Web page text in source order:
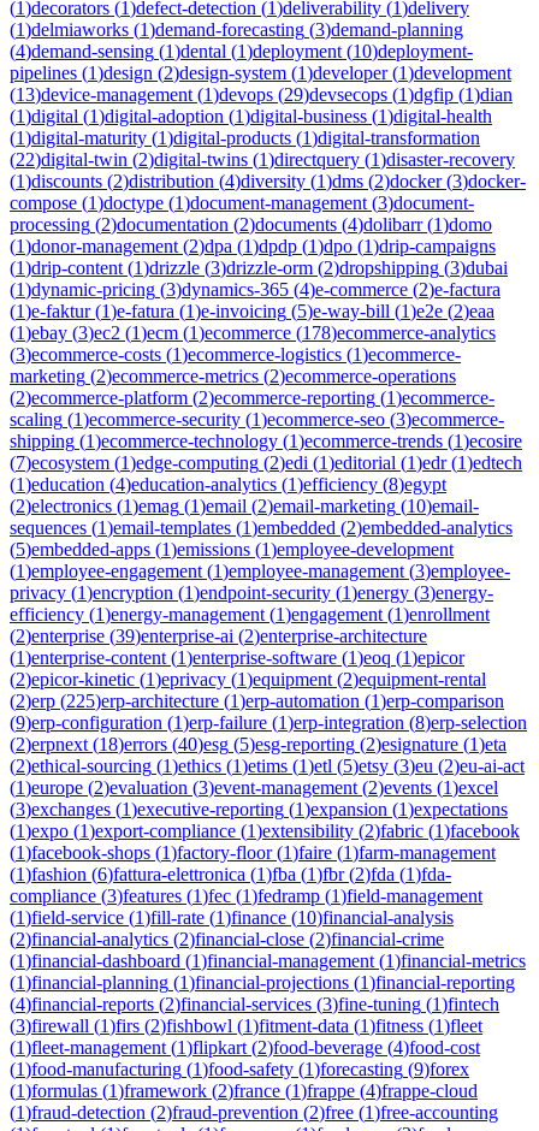
(1)decorators (1)defect-detection (1)deliverability (1)delivery
(1)delmiaworks (1)demand-forecasting (3)demand-planning
(4)demand-sensing (1)dental (1)deployment (10)deployment-
pipelines (1)design (2)design-system (1)developer(1)development
(13)device-management (1)devops (29)devsecops (1)dgfip (1)dian
(1)digital (1)digital-adoption (1)digital-business (1)digital-health
(1)digital-maturity (1)digital-products (1)digital-transformation
(22)digital-twin (2)digital-twins (1)directquery (1)disaster-recovery
(1)discounts (2)distribution (4)diversity (1)dms (2)docker(3)docker-
compose (1)doctype (1)document-management (3)document-
processing (2)documentation (2)documents (4)dolibarr(1)domo
(1)donor-management (2)dpa (1)dpdp (1)dpo (1)drip-campaigns
(1)drip-content (1)drizzle (3)drizzle-orm (2)dropshipping (3)dubai
(1)dynamic-pricing (3)dynamics-365 (4)e-commerce (2)e-factura
(1)e-faktur(1)e-fatura (1)e-invoicing (5)e-way-bill (1)e2e (2)eaa
(1)ebay (3)ec2 (1)ecm (1)ecommerce (178)ecommerce-analytics
(3)ecommerce-costs (1)ecommerce-logistics (1)ecommerce-
marketing (2)ecommerce-metrics (2)ecommerce-operations
(2)ecommerce-platform (2)ecommerce-reporting (1)ecommerce-
scaling (1)ecommerce-security (1)ecommerce-seo (3)ecommerce-
shipping (1)ecommerce-technology (1)ecommerce-trends (1)ecosire
(7)ecosystem (1)edge-computing (2)edi (1)editorial (1)edr(1)edtech
(1)education (4)education-analytics (1)efficiency (8)egypt
(2)electronics (1)emag (1)email (2)email-marketing (10)email-
sequences (1)email-templates (1)embedded (2)embedded-analytics
(5)embedded-apps (1)emissions (1)employee-development
(1)employee-engagement (1)employee-management (3)employee-
privacy (1)encryption (1)endpoint-security (1)energy (3)energy-
efficiency (1)energy-management (1)engagement (1)enrollment
(2)enterprise (39)enterprise-ai (2)enterprise-architecture
(1)enterprise-content (1)enterprise-software (1)eoq (1)epicor
(2)epicor-kinetic (1)eprivacy (1)equipment (2)equipment-rental
(2)erp (225)erp-architecture (1)erp-automation (1)erp-comparison
(9)erp-configuration (1)erp-failure (1)erp-integration (8)erp-selection
(2)erpnext (18)errors (40)esg (5)esg-reporting (2)esignature (1)eta
(2)ethical-sourcing (1)ethics (1)etims (1)etl (5)etsy (3)eu (2)eu-ai-act
(1)europe (2)evaluation (3)event-management (2)events (1)excel
(3)exchanges (1)executive-reporting (1)expansion (1)expectations
(1)expo (1)export-compliance (1)extensibility (2)fabric (1)facebook
(1)facebook-shops (1)factory-floor(1)faire (1)farm-management
(1)fashion (6)fattura-elettronica (1)fba (1)fbr(2)fda (1)fda-
compliance (3)features (1)fec (1)fedramp (1)field-management
(1)field-service (1)fill-rate (1)finance (10)financial-analysis
(2)financial-analytics (2)financial-close (2)financial-crime
(1)financial-dashboard (1)financial-management (1)financial-metrics
(1)financial-planning (1)financial-projections (1)financial-reporting
(4)financial-reports (2)financial-services (3)fine-tuning (1)fintech
(3)firewall (1)firs (2)fishbowl (1)fitment-data (1)fitness (1)fleet
(1)fleet-management (1)flipkart (2)food-beverage (4)food-cost
(1)food-manufacturing (1)food-safety (1)forecasting (9)forex
(1)formulas (1)framework (2)france (1)frappe (4)frappe-cloud
(1)fraud-detection (2)fraud-prevention (2)free (1)free-accounting